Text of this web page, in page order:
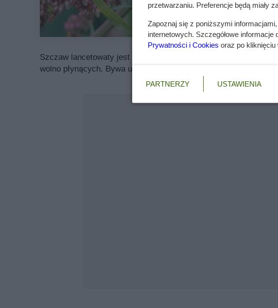
Szczaw lancetowaty jest rodzimego pochodzenia byliną o
wolno płynących. Bywa uprawiany w ogrodach jako roślina
przetwarzaniu. Preferencje będą miały
Zapoznaj się z poniższymi
internetowych. Szczegółowe
Prywatności i Cookies oraz po kliknięciu
PARTNERZY USTAWIENIA